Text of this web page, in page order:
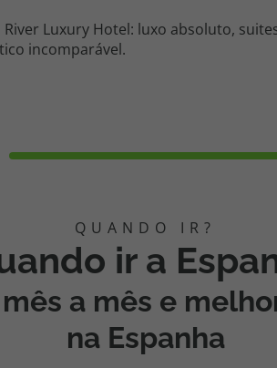
River Luxury Hotel: luxo absoluto,
incomparável.
ir a
a mês e
na Espanha